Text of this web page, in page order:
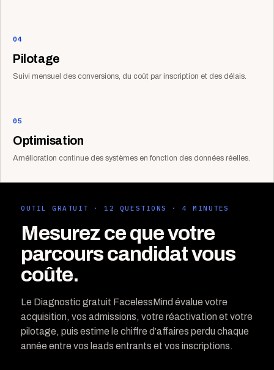
04
Pilotage
Suivi mensuel des conversions, du coût par inscription et des délais.
05
Optimisation
Amélioration continue des systèmes en fonction des données réelles.
OUTIL GRATUIT · 12 QUESTIONS · 4 MINUTES
Mesurez ce que votre
parcours candidat vous
coûte.
Le Diagnostic gratuit FacelessMind évalue votre
acquisition, vos admissions, votre réactivation et votre
pilotage, puis estime le chiffre d’affaires perdu chaque
année entre vos leads entrants et vos inscriptions.